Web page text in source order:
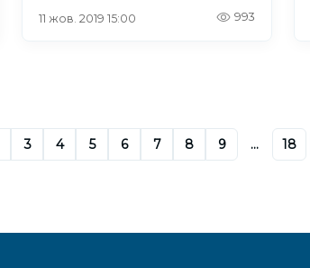
11 жов. 2019 15:00 993
3 4 5 6 7 8 9 ... 18